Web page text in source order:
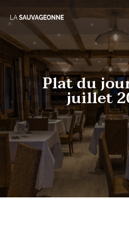
to
content
Plat du
juillet